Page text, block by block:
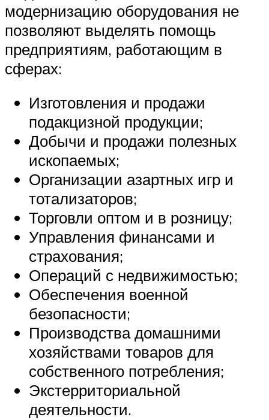
модернизацию оборудования не
позволяют выделять помощь
предприятиям, работающим в
сферах:
Изготовления и продажи
подакцизной продукции;
Добычи и продажи полезных
ископаемых;
Организации азартных игр и
тотализаторов;
Торговли оптом и в розницу;
Управления финансами и
страхования;
Операций с недвижимостью;
Обеспечения военной
безопасности;
Производства домашними
хозяйствами товаров для
собственного потребления;
Экстерриториальной
деятельности.